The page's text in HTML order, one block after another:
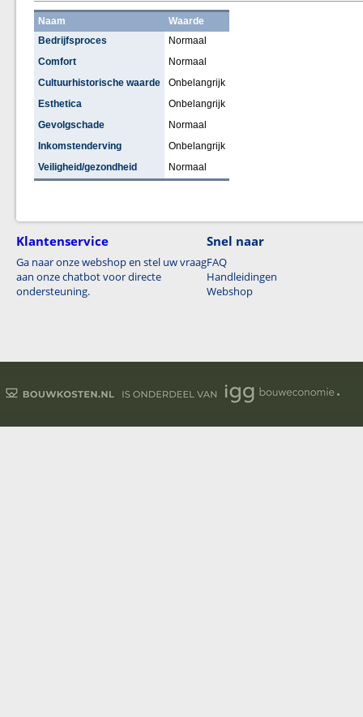
Naam
Waarde
Bedrijfsproces
Normaal
Comfort
Normaal
Cultuurhistorische waarde
Onbelangrijk
Esthetica
Onbelangrijk
Gevolgschade
Normaal
Inkomstenderving
Onbelangrijk
Veiligheid/gezondheid
Normaal
Klantenservice
Ga naar onze webshop en stel uw vraag
aan onze chatbot voor directe
ondersteuning.
Snel naar
FAQ
Handleidingen
Webshop